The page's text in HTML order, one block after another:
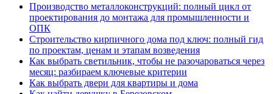
Производство металлоконструкций: полный цикл от
проектирования до монтажа для промышленности и
ОПК
Строительство кирпичного дома под ключ: полный гид
по проектам, ценам и этапам возведения
Как выбрать светильник, чтобы не разочароваться через
месяц: разбираем ключевые критерии
Как выбрать двери для квартиры и дома